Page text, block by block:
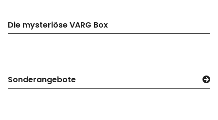
Die mysteriöse VARG Box
Sonderangebote